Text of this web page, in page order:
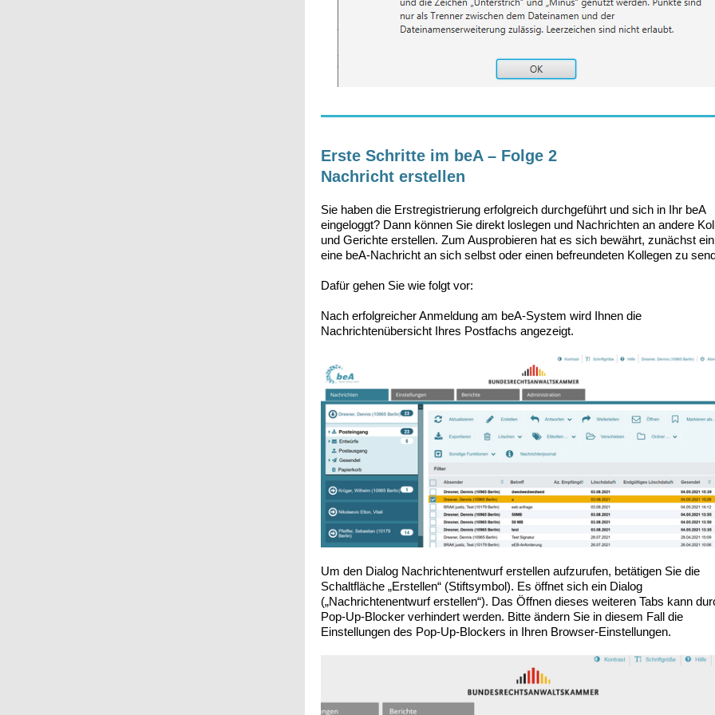
Erste Schritte im beA – Folge 2
Nachricht erstellen
Sie haben die Erstregistrierung erfolgreich durchgeführt und sich in Ihr beA
eingeloggt? Dann können Sie direkt loslegen und Nachrichten an andere
und Gerichte erstellen. Zum Ausprobieren hat es sich bewährt, zunächst
eine beA-Nachricht an sich selbst oder einen befreundeten Kollegen zu
Dafür gehen Sie wie folgt vor:
Nach erfolgreicher Anmeldung am beA-System wird Ihnen die
Nachrichtenübersicht Ihres Postfachs angezeigt.
Um den Dialog Nachrichtenentwurf erstellen aufzurufen, betätigen Sie die
Schaltfläche „Erstellen“ (Stiftsymbol). Es öffnet sich ein Dialog
(„Nachrichtenentwurf erstellen“). Das Öffnen dieses weiteren Tabs kann
Pop-Up-Blocker verhindert werden. Bitte ändern Sie in diesem Fall die
Einstellungen des Pop-Up-Blockers in Ihren Browser-Einstellungen.